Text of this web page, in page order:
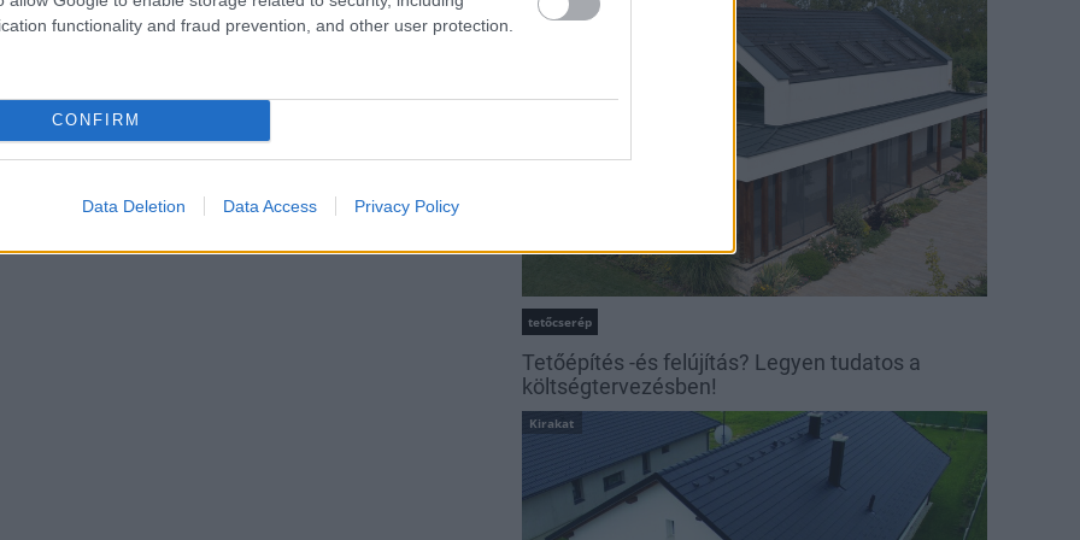
functionality and fraud prevention, and other user protection.
CONFIRM
Data Deletion Data Access Privacy Policy
Kirakat
tetőcserép
Tetőépítés -és felújítás? Legyen tudatos a
költségtervezésben!
Kirakat